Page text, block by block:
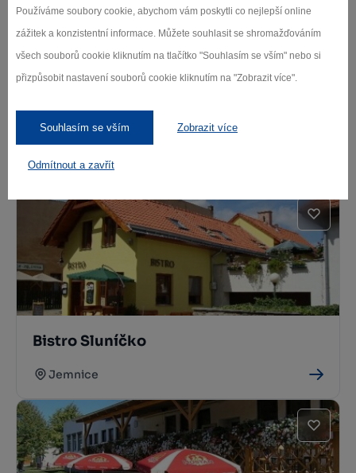
Používáme soubory cookie, abychom vám poskytli co nejlepší online
zážitek a konzistentní informace. Můžete souhlasit se shromažďováním
všech souborů cookie kliknutím na tlačítko "Souhlasím se vším" nebo si
přizpůsobit nastavení souborů cookie kliknutím na "Zobrazit více".
Souhlasím se vším Zobrazit více
Odmítnout a zavřít
Restaurace U Svatého Víta
Jemnice
Bistro Sluníčko
Jemnice